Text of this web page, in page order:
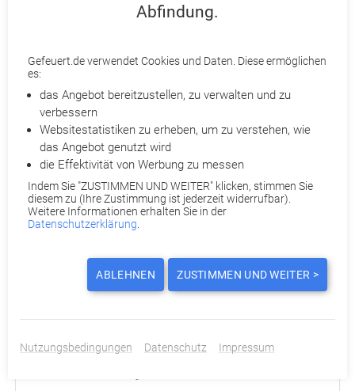
Ihnen wurde gekündigt? Holen Sie ohne Kostenrisiko das
Gefeuert.de heraus. Je nach Fall ist eine
Abfindung
, Kündigungsrücknahme, Terminverschiebung oder
Wandlung einer außerordentlichen
in eine
ordentliche möglich. Qualifizierte Partneranwälte prüfen
detailliert Ihre Kündigung und beraten Sie telefonisch. Reichen
dabei keine Anwalts- und Verfahrenskosten. Denn diese
werden entweder von uns oder Ihrer
Rechtsschutzversicherung übernommen. Eine Provision für
Sie rechtsschutzversichert? Dann übernehmen wir zusätzlich
Ihre Selbstbeteiligung.
Häufige Fragen:
Abfindung.
Gefeuert.de verwendet Cookies und Daten. Diese ermöglichen
es:
das Angebot bereitzustellen, zu verwalten und zu
verbessern
Websitestatistiken zu erheben, um zu verstehen, wie
das Angebot genutzt wird
die Effektivität von Werbung zu messen
Indem Sie "ZUSTIMMEN UND WEITER" klicken, stimmen Sie
diesem zu (Ihre Zustimmung ist jederzeit widerrufbar).
Weitere Informationen erhalten Sie in der
Datenschutzerklärung
ABLEHNEN ZUSTIMMEN UND WEITER >
Nutzungsbedingungen Datenschutz Impressum